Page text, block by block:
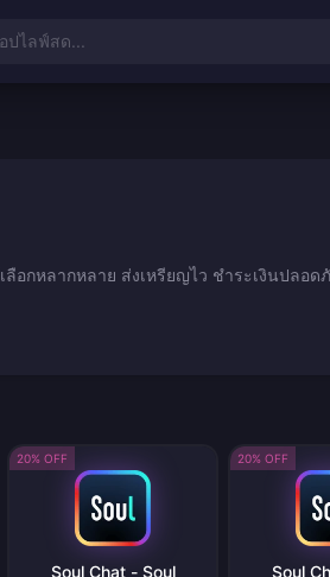
ปไลฟ์สด...
อกหลากหลาย ส่งเหรียญไว ชำระเงินปลอด
20% OFF
Soul Chat - Soul
20% OFF
Soul